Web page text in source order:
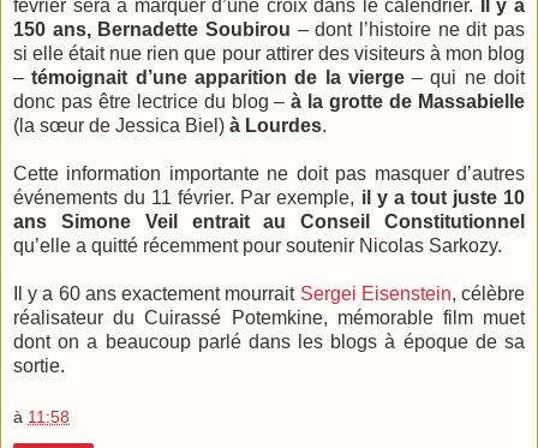
février sera à marquer d’une croix dans le calendrier. Il y a
150 ans, Bernadette Soubirou – dont l’histoire ne dit pas
si elle était nue rien que pour attirer des visiteurs à mon blog
–témoignait d’une apparition de la vierge– qui ne doit
donc pas être lectrice du blog –à la grotte de Massabielle
(la sœur de Jessica Biel) à Lourdes.
Cette information importante ne doit pas masquer d’autres
événements du 11 février. Par exemple, il y a tout juste 10
ans Simone Veil entrait au Conseil Constitutionnel
qu’elle a quitté récemment pour soutenir Nicolas Sarkozy.
Il y a 60 ans exactement mourrait Sergei Eisenstein, célèbre
réalisateur du Cuirassé Potemkine, mémorable film muet
dont on a beaucoup parlé dans les blogs à époque de sa
sortie.
à 11:58